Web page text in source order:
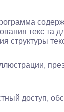
текс та
структуры
доступ,